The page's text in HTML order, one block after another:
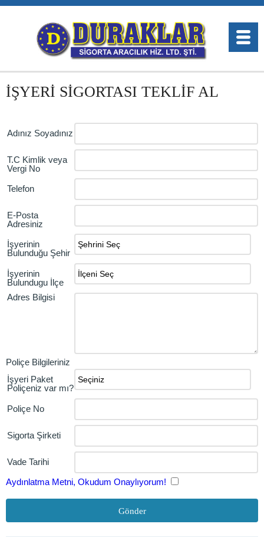
İŞYERI SIGORTASI TEKLIF AL
Adınız Soyadınız
T.C Kimlik veya
Vergi No
Telefon
E-Posta
Adresiniz
İşyerinin
Bulunduğu Şehir
İşyerinin
Bulundugu İlçe
Adres Bilgisi
Poliçe Bilgileriniz
İşyeri Paket
Poliçeniz var mı?
Poliçe No
Sigorta Şirketi
Vade Tarihi
Aydınlatma Metni, Okudum Onaylıyorum!